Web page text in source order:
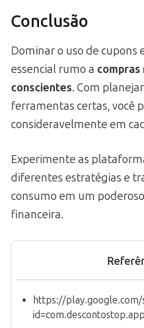
Conclusão
Dominar o uso de cupons
essencial rumo a
conscientes. Com
ferramentas certas, você
consideravelmente em
Experimente as
diferentes estratégias e
consumo em um
financeira.
https://